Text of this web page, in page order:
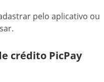
pelo aplicativo ou
crédito PicPay